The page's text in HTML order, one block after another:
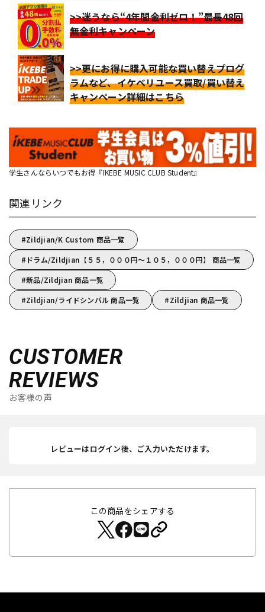
>>迷うなら“4年間金利ゼロ！”最長48回
無金利キャンペーン
>>更にお得に購入可能な買い替えプログ
ラムなど、イケベリユース買取/買い替え
キャンペーン詳細はこちら
学生さんならいつでもお得『IKEBE MUSIC CLUB Student』
関連リンク
Zildjian/K Custom 商品一覧
ドラム/Zildjian【５５，０００円～１０５，０００円】 商品一覧
新品/Zildjian 商品一覧
Zildjian/ライドシンバル 商品一覧
Zildjian 商品一覧
CUSTOMER
REVIEWS
お客様の声
レビューはログイン後、ご入力いただけます。
この商品をシェアする